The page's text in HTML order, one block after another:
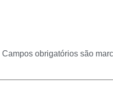
Campos obrigatórios são